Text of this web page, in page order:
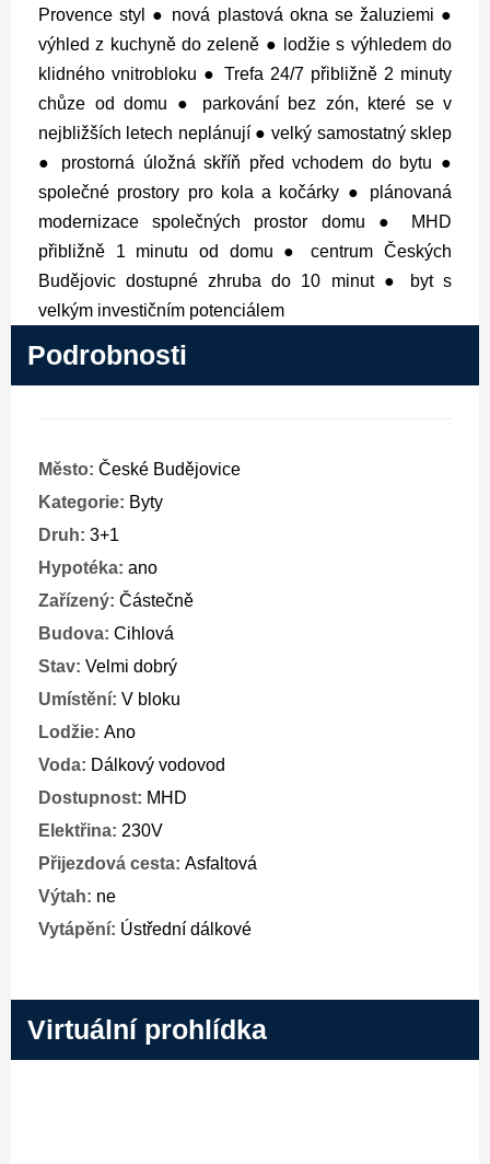
Provence styl ● nová plastová okna se žaluziemi ●
výhled z kuchyně do zeleně ● lodžie s výhledem do
klidného vnitrobloku ● Trefa 24/7 přibližně 2 minuty
chůze od domu ● parkování bez zón, které se v
nejbližších letech neplánují● velký samostatný sklep
● prostorná úložná skříň před vchodem do bytu ●
společné prostory pro kola a kočárky ● plánovaná
modernizace společných prostor domu ● MHD
přibližně 1 minutu od domu ● centrum Českých
Budějovic dostupné zhruba do 10 minut● byt s
velkým investičním potenciálem
Podrobnosti
Město: České Budějovice
Kategorie: Byty
Druh: 3+1
Hypotéka: ano
Zařízený: Částečně
Budova: Cihlová
Stav: Velmi dobrý
Umístění: V bloku
Lodžie: Ano
Voda: Dálkový vodovod
Dostupnost: MHD
Elektřina: 230V
Přijezdová cesta: Asfaltová
Výtah: ne
Vytápění: Ústřední dálkové
Virtuální prohlídka